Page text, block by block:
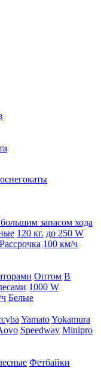
запасом хода
120 кг. до 250 W
Рассрочка 100 км/ч
Оптом В
1000 W
Белые
YamatoYokamura
Speedway Minipro
Фетбайки